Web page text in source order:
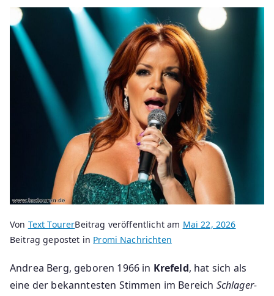
Von Text TourerBeitrag veröffentlicht am Mai 22, 2026
Beitrag gepostet in Promi Nachrichten
Andrea Berg, geboren 1966 in Krefeld, hat sich als
eine der bekanntesten Stimmen im Bereich Schlager-